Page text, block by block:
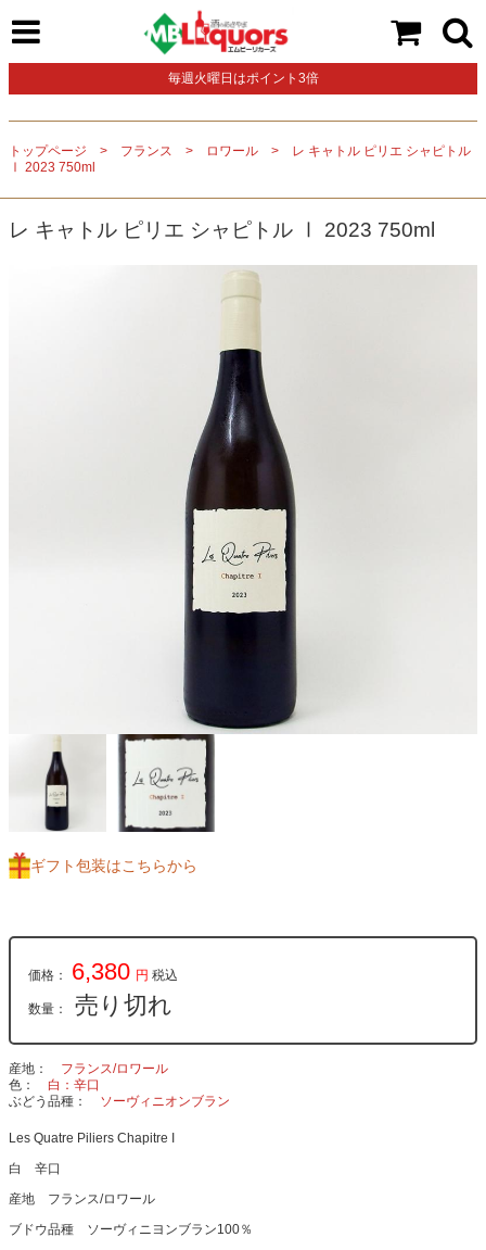
毎週火曜日はポイント3倍
トップページ フランス ロワール
レ キャトル ピリエ シャピトル
Ⅰ 2023 750ml
レ キャトル ピリエ シャピトル Ⅰ 2023 750ml
ギフト包装はこちらから
価格： 6,380 円 税込
数量： 売り切れ
産地
フランス/ロワール
色
白：辛口
ぶどう品種
ソーヴィニオンブラン
Les Quatre Piliers Chapitre I
白 辛口
産地 フランス/ロワール
ブドウ品種 ソーヴィニヨンブラン100％